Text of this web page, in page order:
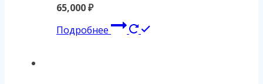
65,000₽
Подробнее